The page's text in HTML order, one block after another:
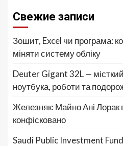
Свежие записи
Зошит, Excel чи програма:
міняти систему обліку
Deuter Gigant 32L —
ноутбука, роботи та
Железняк: Майно Ані Лорак в
конфісковано
Saudi Public Investment